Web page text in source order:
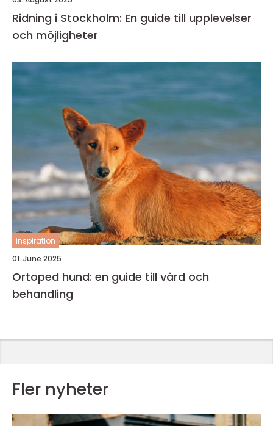
Ridning i Stockholm: En guide till upplevelser
och möjligheter
inspiration
01. June 2025
Ortoped hund: en guide till vård och
behandling
Fler nyheter